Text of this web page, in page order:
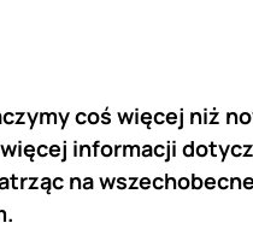
coś więcej niż
informacji
na